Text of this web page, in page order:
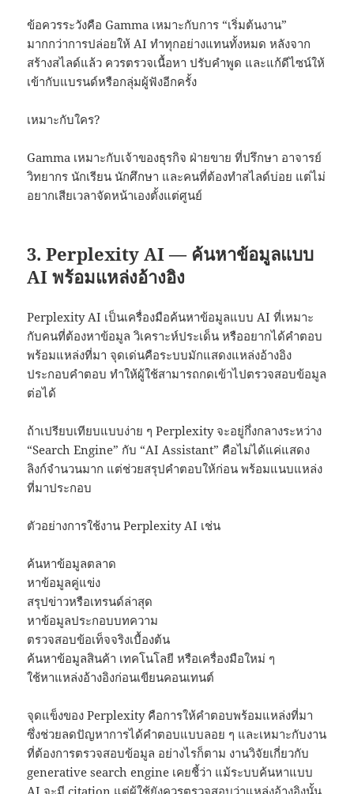
ข้อควรระวังคือ Gamma เหมาะกับการ “เริ่มต้นงาน”
มากกว่าการปล่อยให้ AI ทำทุกอย่างแทนทั้งหมด หลังจาก
สร้างสไลด์แล้ว ควรตรวจเนื้อหา ปรับคำพูด และแก้ดีไซน์ให้
เข้ากับแบรนด์หรือกลุ่มผู้ฟังอีกครั้ง
เหมาะกับใคร?
Gamma เหมาะกับเจ้าของธุรกิจ ฝ่ายขาย ที่ปรึกษา อาจารย์
วิทยากร นักเรียน นักศึกษา และคนที่ต้องทำสไลด์บ่อย แต่ไม่
อยากเสียเวลาจัดหน้าเองตั้งแต่ศูนย์
3. Perplexity AI — ค้นหาข้อมูลแบบ
AI พร้อมแหล่งอ้างอิง
Perplexity AI เป็นเครื่องมือค้นหาข้อมูลแบบ AI ที่เหมาะ
กับคนที่ต้องหาข้อมูล วิเคราะห์ประเด็น หรืออยากได้คำตอบ
พร้อมแหล่งที่มา จุดเด่นคือระบบมักแสดงแหล่งอ้างอิง
ประกอบคำตอบ ทำให้ผู้ใช้สามารถกดเข้าไปตรวจสอบข้อมูล
ต่อได้
ถ้าเปรียบเทียบแบบง่าย ๆ Perplexity จะอยู่กึ่งกลางระหว่าง
“Search Engine” กับ “AI Assistant” คือไม่ได้แค่แสดง
ลิงก์จำนวนมาก แต่ช่วยสรุปคำตอบให้ก่อน พร้อมแนบแหล่ง
ที่มาประกอบ
ตัวอย่างการใช้งาน Perplexity AI เช่น
ค้นหาข้อมูลตลาด
หาข้อมูลคู่แข่ง
สรุปข่าวหรือเทรนด์ล่าสุด
หาข้อมูลประกอบบทความ
ตรวจสอบข้อเท็จจริงเบื้องต้น
ค้นหาข้อมูลสินค้า เทคโนโลยี หรือเครื่องมือใหม่ ๆ
ใช้หาแหล่งอ้างอิงก่อนเขียนคอนเทนต์
จุดแข็งของ Perplexity คือการให้คำตอบพร้อมแหล่งที่มา
ซึ่งช่วยลดปัญหาการได้คำตอบแบบลอย ๆ และเหมาะกับงาน
ที่ต้องการตรวจสอบข้อมูล อย่างไรก็ตาม งานวิจัยเกี่ยวกับ
generative search engine เคยชี้ว่า แม้ระบบค้นหาแบบ
AI จะมี citation แต่ผู้ใช้ยังควรตรวจสอบว่าแหล่งอ้างอิงนั้น